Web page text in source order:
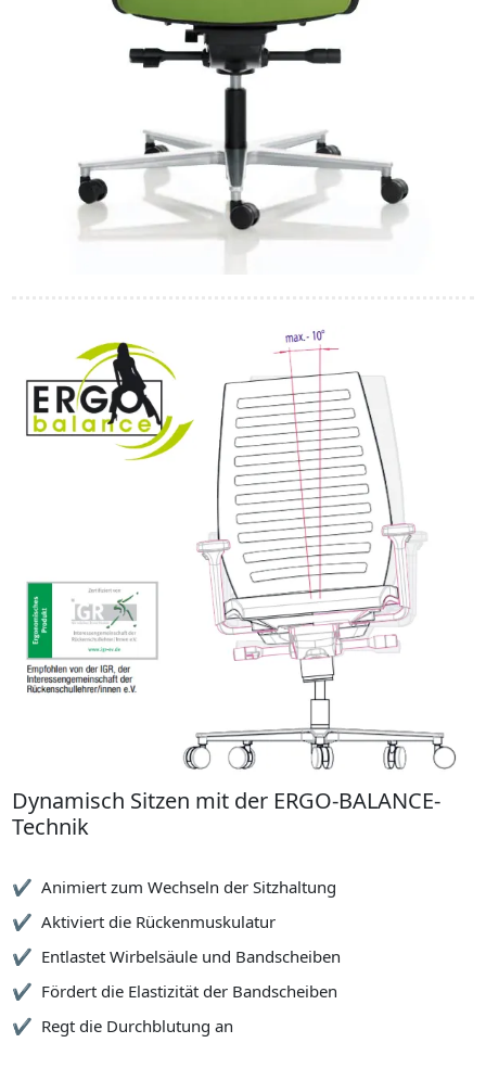
Dynamisch Sitzen mit der ERGO-BALANCE-
Technik
Animiert zum Wechseln der Sitzhaltung
Aktiviert die Rückenmuskulatur
Entlastet Wirbelsäule und Bandscheiben
Fördert die Elastizität der Bandscheiben
Regt die Durchblutung an